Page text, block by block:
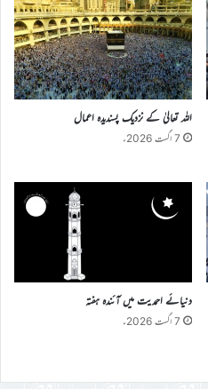
اللہ تعالیٰ کے نزدیک پسندیدہ اعمال
7 اگست 2026ء
دنیائے احمدیت میں آئندہ ہفتہ
7 اگست 2026ء